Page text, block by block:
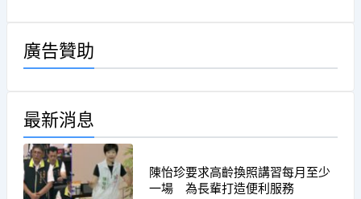
廣告贊助
最新消息
陳怡珍要求高齡換照講習每月至少
一場 為長輩打造便利服務